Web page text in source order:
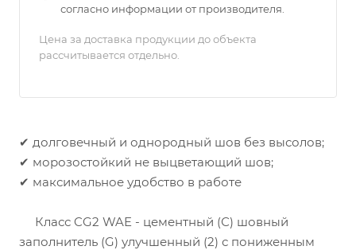
согласно информации от производителя.
Цена за доставка продукции до объекта
рассчитывается отдельно.
✔ долговечный и однородный шов без высолов;
✔ морозостойкий не выцветающий шов;
✔ максимальное удобство в работе
Класс CG2 WAE - цементный (С) шовный
заполнитель (G) улучшенный (2) с пониженным